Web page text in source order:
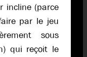
incline (parce
par le jeu
sous
qui reçoit le